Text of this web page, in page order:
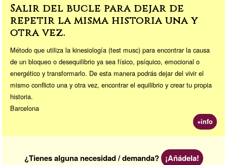
Salir del bucle para dejar de
repetir la misma historia una y
otra vez.
Método que utiliza la kinesiología (test musc) para encontrar la causa
de un bloqueo o desequilibrio ya sea físico, psíquico, emocional o
energético y transformarlo. De esta manera podrás dejar del vivir el
mismo conflicto una y otra vez, encontrar el equilibrio y crear tu propia
historia.
Barcelona
+info
¿Tienes alguna necesidad / demanda? ¡Añádela!